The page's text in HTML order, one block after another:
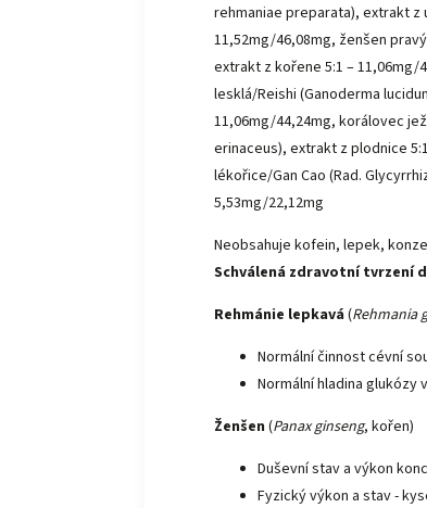
rehmaniae preparata), extrakt z
11,52mg/46,08mg, ženšen
extrakt z kořene 5:1 – 11,06mg/
lesklá/Reishi (Ganoderma
11,06mg/44,24mg, korálovec
erinaceus), extrakt z plodnice
lékořice/Gan Cao (Rad.
5,53mg/22,12mg
Neobsahuje kofein, lepek,
Schválená zdravotní tvrzení
Rehmánie lepkavá (Rehmania
Normální činnost cévní
Normální hladina glukózy
Ženšen (Panax ginseng, kořen)
Duševní stav a výkon
Fyzický výkon a stav -